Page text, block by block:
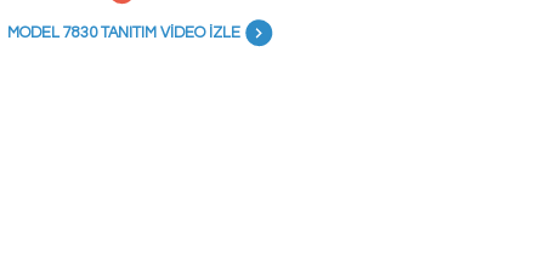
MODEL 7830 TANITIM VİDEO İZLE